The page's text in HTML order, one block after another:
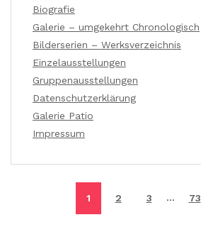
Biografie
Galerie – umgekehrt Chronologisch
Bilderserien – Werksverzeichnis
Einzelausstellungen
Gruppenausstellungen
Datenschutzerklärung
Galerie Patio
Impressum
1 2 3 … 73